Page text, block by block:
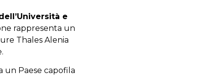
e
rappresenta un
Thales Alenia
un Paese capofila